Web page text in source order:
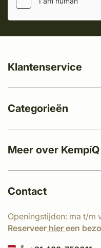
Meer over KempíQ
Klantenservice
Categorieën
Contact
Openingstijden: ma t/m
Reserveer hier een